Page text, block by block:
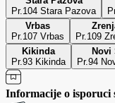
Pr.104 Stara Pazova
Vrbas
Pr.107 Vrbas
Pr.109
Kikinda
Pr.93 Kikinda
Novi
Pr.94
Informacije o isporuci